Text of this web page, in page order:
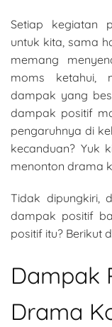
Setiap kegiatan
untuk kita, sama
memang
moms ketahui,
dampak yang
dampak positif
pengaruhnya di
kecanduan? Yuk
menonton drama
Tidak dipungkiri,
dampak positif
positif itu? Berikut
Dampak
Drama